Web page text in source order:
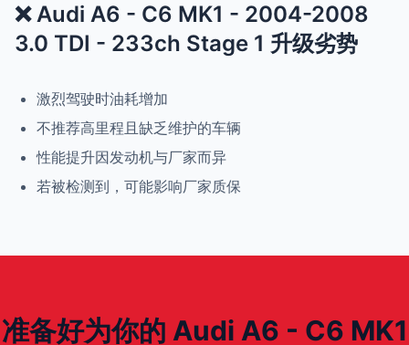
❌ Audi A6 - C6 MK1 - 2004-2008
3.0 TDI - 233ch Stage 1 升级劣势
激烈驾驶时油耗增加
不推荐高里程且缺乏维护的车辆
性能提升因发动机与厂家而异
若被检测到，可能影响厂家质保
准备好为你的 Audi A6 - C6 MK1